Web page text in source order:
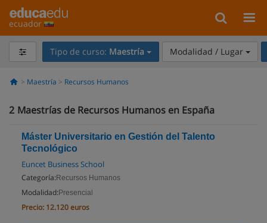
ecuador
Tipo de curso: Maestría Modalidad / Lugar
Maestría Recursos Humanos
2 Maestrías de Recursos Humanos en España
Máster Universitario en Gestión del Talento
Tecnológico
Euncet Business School
Categoría: Recursos Humanos
Modalidad: Presencial
Precio: 12.120 euros